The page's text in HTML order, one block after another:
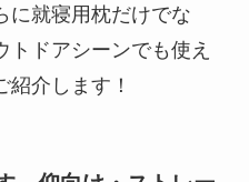
に就寝用枕だけでな
トドアシーンでも使え
介します！